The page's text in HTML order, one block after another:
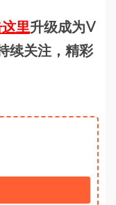
这里升级成为V
续关注，精彩